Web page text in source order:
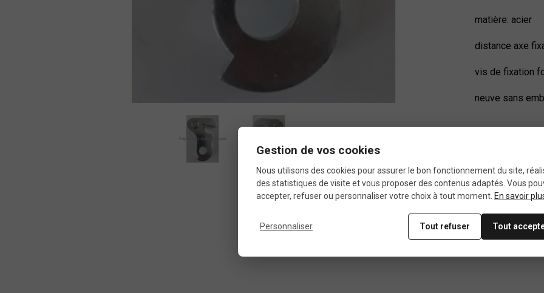
matière: acier
distance axe
vis de fixation
neuve sans
Fiche technique
Gestion de vos cookies
Nous utilisons des cookies pour assurer le bon fonctionnement du site,
des statistiques de visite et vous proposer des contenus adaptés. Vous
accepter, refuser ou personnaliser votre choix à tout moment. En savoir
Personnaliser Tout refuser Tout